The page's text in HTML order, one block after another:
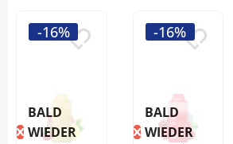
BALD
WIEDER
-16%
BALD
WIEDER
-16%